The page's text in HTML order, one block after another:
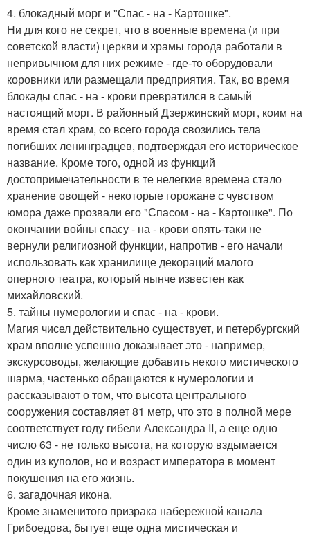
4. блокадный морг и "Спас - на - Картошке".
Ни для кого не секрет, что в военные времена (и при
советской власти) церкви и храмы города работали в
непривычном для них режиме - где-то оборудовали
коровники или размещали предприятия. Так, во время
блокады спас - на - крови превратился в самый
настоящий морг. В районный Дзержинский морг, коим на
время стал храм, со всего города свозились тела
погибших ленинградцев, подтверждая его историческое
название. Кроме того, одной из функций
достопримечательности в те нелегкие времена стало
хранение овощей - некоторые горожане с чувством
юмора даже прозвали его "Спасом - на - Картошке". По
окончании войны спасу - на - крови опять-таки не
вернули религиозной функции, напротив - его начали
использовать как хранилище декораций малого
оперного театра, который нынче известен как
михайловский.
5. тайны нумерологии и спас - на - крови.
Магия чисел действительно существует, и петербургский
храм вполне успешно доказывает это - например,
экскурсоводы, желающие добавить некого мистического
шарма, частенько обращаются к нумерологии и
рассказывают о том, что высота центрального
сооружения составляет 81 метр, что это в полной мере
соответствует году гибели Александра II, а еще одно
число 63 - не только высота, на которую вздымается
один из куполов, но и возраст императора в момент
покушения на его жизнь.
6. загадочная икона.
Кроме знаменитого призрака набережной канала
Грибоедова, бытует еще одна мистическая и